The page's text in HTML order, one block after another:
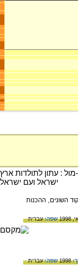
השונים, ההכנות
1998 שפה:עברית
1998 שפה:עברית